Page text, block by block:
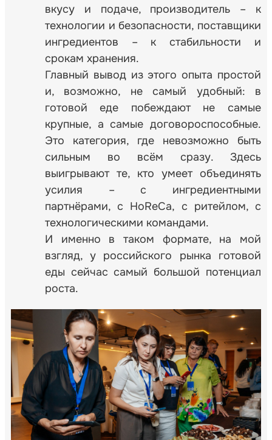
вкусу и подаче, производитель – к
технологии и безопасности, поставщики
ингредиентов – к стабильности и
срокам хранения.
Главный вывод из этого опыта простой
и, возможно, не самый удобный: в
готовой еде побеждают не самые
крупные, а самые договороспособные.
Это категория, где невозможно быть
сильным во всём сразу. Здесь
выигрывают те, кто умеет объединять
усилия – с ингредиентными
партнёрами, с HoReCa, с ритейлом, с
технологическими командами.
И именно в таком формате, на мой
взгляд, у российского рынка готовой
еды сейчас самый большой потенциал
роста.